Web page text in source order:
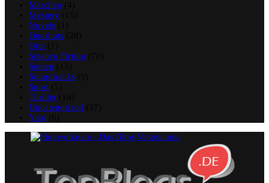
Märchen
Mystery
Novels
Oneshots
Orte
Science Fiction
Seinen
Soundtracks
Sport
Thriller
Uncategorized
Yaoi